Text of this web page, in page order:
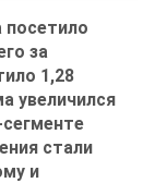
посетило
за
1,28
увеличился
сегменте
стали
и